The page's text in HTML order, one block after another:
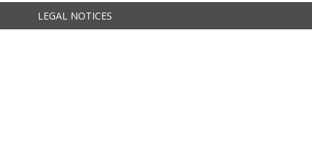
LEGAL NOTICES